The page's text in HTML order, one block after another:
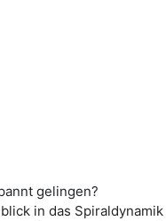
gelingen?
in das